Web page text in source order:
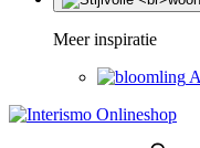
Meer inspiratie